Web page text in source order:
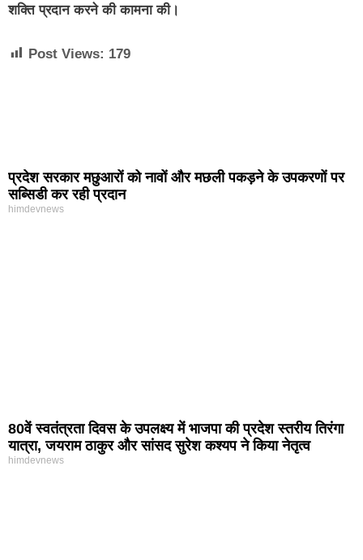
शक्ति प्रदान करने की कामना की।
Post Views: 179
प्रदेश सरकार मछुआरों को नावों और मछली पकड़ने के उपकरणों पर
सब्सिडी कर रही प्रदान
himdevnews
80वें स्वतंत्रता दिवस के उपलक्ष्य में भाजपा की प्रदेश स्तरीय तिरंगा
यात्रा, जयराम ठाकुर और सांसद सुरेश कश्यप ने किया नेतृत्व
himdevnews